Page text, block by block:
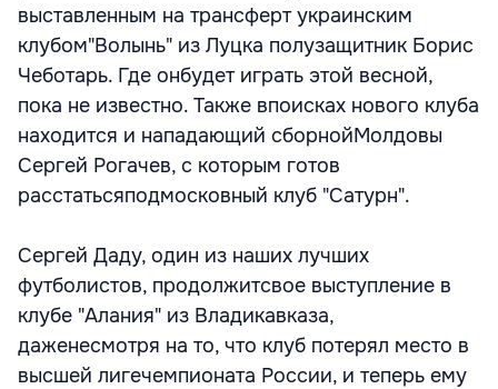
выставленным на трансферт украинским
клубом"Волынь" из Луцка полузащитник Борис
Чеботарь. Где онбудет играть этой весной,
пока не известно. Также впоисках нового клуба
находится и нападающий сборнойМолдовы
Сергей Рогачев, с которым готов
расстатьсяподмосковный клуб "Сатурн".
Сергей Даду, один из наших лучших
футболистов, продолжитсвое выступление в
клубе "Алания" из Владикавказа,
даженесмотря на то, что клуб потерял место в
высшей лигечемпионата России, и теперь ему